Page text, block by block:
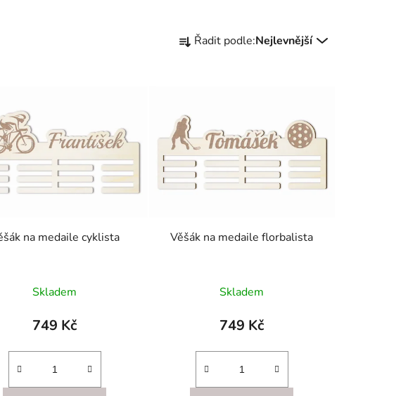
a
í
p
r
o
d
k
t
Řadit podle:Nejlevnější
na medaile cyklista
Skladem
749 Kč
Věšák na medaile florbalista
Skladem
749 Kč